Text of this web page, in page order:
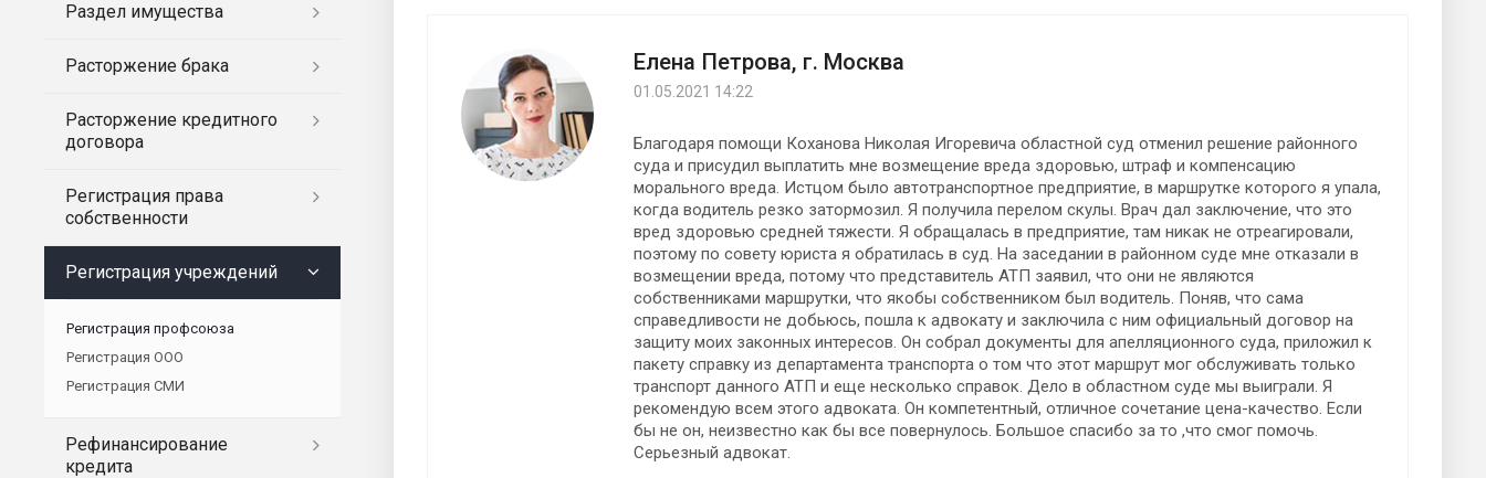
Елена Петрова, г. Москва
01.05.2021 14:22
Благодаря помощи Коханова Николая Игоревича областной суд отменил решение районного
суда и присудил выплатить мне возмещение вреда здоровью, штраф и компенсацию
морального вреда. Истцом было автотранспортное предприятие, в маршрутке которого я упала,
когда водитель резко затормозил. Я получила перелом скулы. Врач дал заключение, что это
вред здоровью средней тяжести. Я обращалась в предприятие, там никак не отреагировали,
поэтому по совету юриста я обратилась в суд. На заседании в районном суде мне отказали в
возмещении вреда, потому что представитель АТП заявил, что они не являются
собственниками маршрутки, что якобы собственником был водитель. Поняв, что сама
справедливости не добьюсь, пошла к адвокату и заключила с ним официальный договор на
защиту моих законных интересов. Он собрал документы для апелляционного суда, приложил к
пакету справку из департамента транспорта о том что этот маршрут мог обслуживать только
транспорт данного АТП и еще несколько справок. Дело в областном суде мы выиграли. Я
рекомендую всем этого адвоката. Он компетентный, отличное сочетание цена-качество. Если
бы не он, неизвестно как бы все повернулось. Большое спасибо за то ,что смог помочь.
Серьезный адвокат.
Раздел имущества
Расторжение брака
Расторжение кредитного
договора
Регистрация права
собственности
Регистрация учреждений
Регистрация профсоюза
Регистрация ООО
Регистрация СМИ
Рефинансирование
кредита